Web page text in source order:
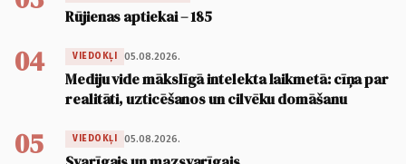
Rūjienas aptiekai – 185
04 VIEDOKĻI 05.08.2026.
Mediju vide mākslīgā intelekta laikmetā: cīņa par
realitāti, uzticēšanos un cilvēku domāšanu
05 VIEDOKĻI 05.08.2026.